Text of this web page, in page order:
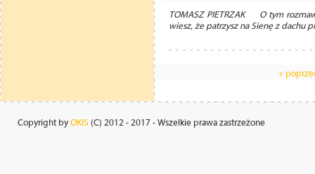
TOMASZ PIETRZAK O tym
wiesz, że patrzysz na Sienę z dachu
«
Copyright by OKIS (C) 2012 - 2017 - Wszelkie prawa zastrzeżone